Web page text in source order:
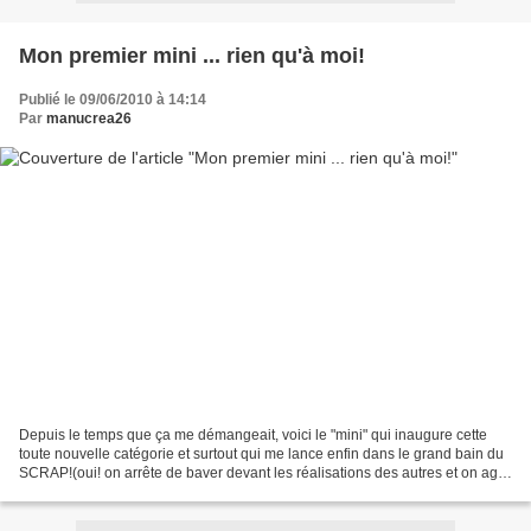
Mon premier mini ... rien qu'à moi!
Publié le 09/06/2010 à 14:14
Par manucrea26
Depuis le temps que ça me démangeait, voici le "mini" qui inaugure cette
toute nouvelle catégorie et surtout qui me lance enfin dans le grand bain du
SCRAP!(oui! on arrête de baver devant les réalisations des autres et on agit,